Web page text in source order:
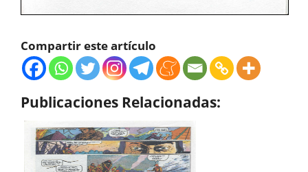
Compartir este artículo
Publicaciones Relacionadas: